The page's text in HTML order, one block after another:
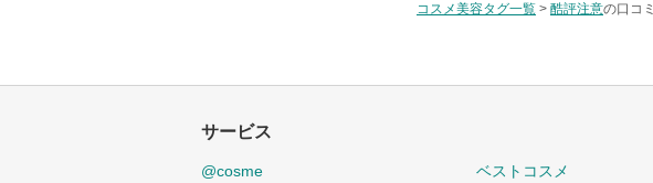
コスメ美容タグ一覧 > 酷評注意の口コ
サービス
@cosme
ベストコスメ